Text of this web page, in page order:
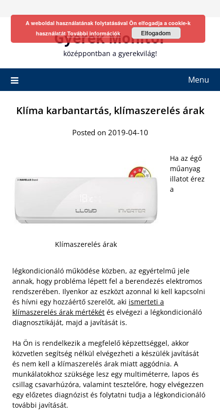
Gyerek Monitor
középpontban a gyerekvilág!
Menu
Klíma karbantartás, klímaszerelés árak
Posted on 2019-04-10
Klímaszerelés árak
Ha az égő
műanyag
illatot érez
a
légkondicionáló működése közben, az egyértelmű jele
annak, hogy probléma lépett fel a berendezés elektromos
rendszerében. Ilyenkor az eszközt azonnal ki kell kapcsolni
és hívni egy hozzáértő szerelőt, aki ismerteti a
klímaszerelés árak mértékét és elvégezi a légkondicionáló
diagnosztikáját, majd a javítását is.
Ha Ön is rendelkezik a megfelelő képzettséggel, akkor
közvetlen segítség nélkül elvégezheti a készülék javítását
és nem kell a klímaszerelés árak miatt aggódnia. A
munkálatokhoz szüksége lesz egy multiméterre, lapos és
csillag csavarhúzóra, valamint tesztelőre, hogy elvégezzen
egy előzetes diagnózist és folytatni tudja a légkondicionáló
további javítását.
A weboldal használatának folytatásával Ön elfogadja a cookie-k
használatát További információk Elfogadom